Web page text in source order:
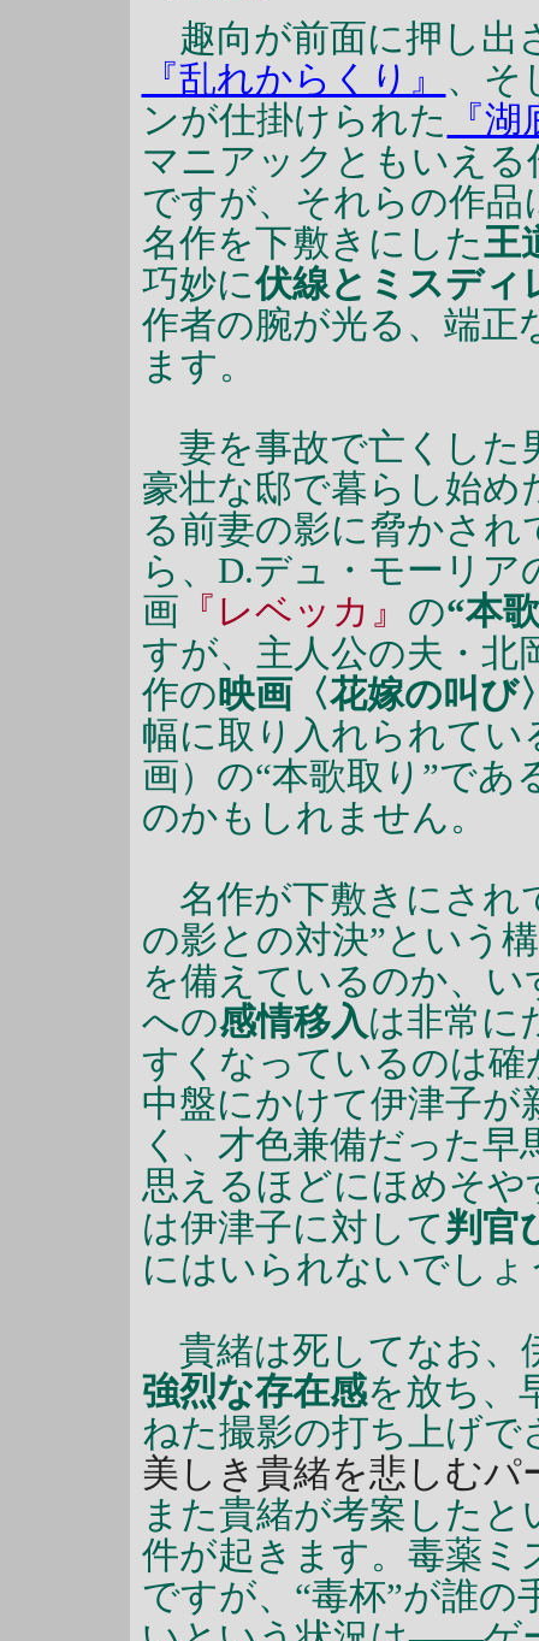
趣向が前面に押し出
『乱れからくり』
、そ
ンが仕掛けられた
『
マニアックともいえ
ですが、それらの作
名作を下敷きにした王
巧妙に伏線とミスディ
作者の腕が光る、端正
ます。
妻を事故で亡くした
豪壮な邸で暮らし始め
る前妻の影に脅かさ
ら、D.デュ・モーリ
画 『レベッカ』 の“本
すが、主人公の夫・北
作の映画〈花嫁の叫び
幅に取り入れられてい
画）の“本歌取り”で
のかもしれません。
名作が下敷きにされ
の影との対決”という
を備えているのか、
への感情移入は非常に
すくなっているのは
中盤にかけて伊津子が
く、才色兼備だった
思えるほどにほめそや
は伊津子に対して判官
にはいられないでしょ
貴緒は死してなお、
強烈な存在感を放ち、
ねた撮影の打ち上げで
美しき貴緒を悲しむパ
また貴緒が考案したと
件が起きます。毒薬ミ
ですが、“毒杯”が誰